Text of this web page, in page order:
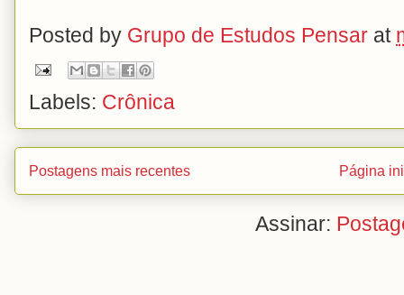
Posted by Grupo de Estudos Pensar at
Labels: Crônica
Postagens mais recentes Página
Assinar: